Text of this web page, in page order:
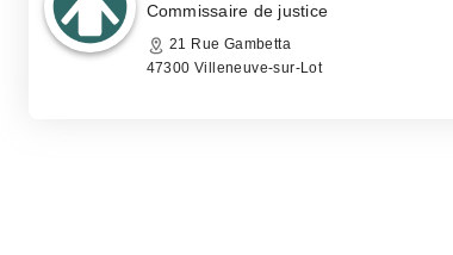
Commissaire de justice
21 Rue Gambetta
47300 Villeneuve-sur-Lot